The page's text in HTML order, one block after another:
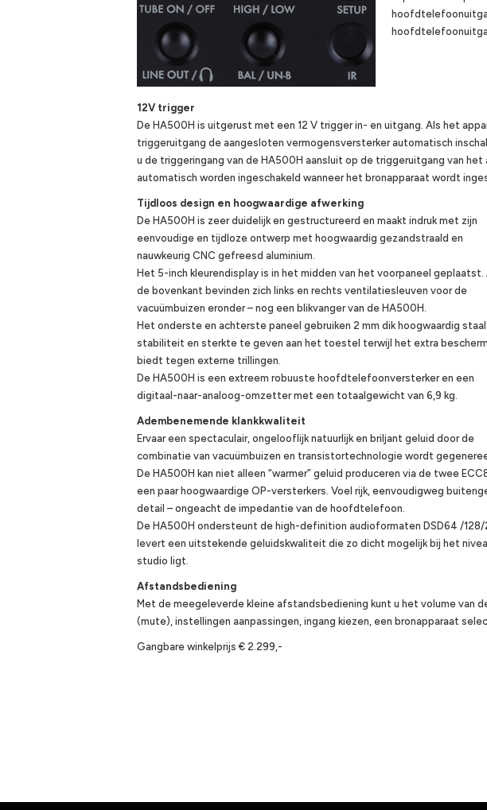
12V trigger
De HA500H is uitgerust met een 12 V trigger in- en uitgang. Als het
triggeruitgang de aangesloten vermogensversterker automatisch
u de triggeringang van de HA500H aansluit op de triggeruitgang van
automatisch worden ingeschakeld wanneer het bronapparaat wordt
Tijdloos design en hoogwaardige afwerking
De HA500H is zeer duidelijk en gestructureerd en maakt indruk met zijn
eenvoudige en tijdloze ontwerp met hoogwaardig gezandstraald en
nauwkeurig CNC gefreesd aluminium.
Het 5-inch kleurendisplay is in het midden van het voorpaneel geplaatst.
de bovenkant bevinden zich links en rechts ventilatiesleuven voor de
vacuümbuizen eronder – nog een blikvanger van de HA500H.
Het onderste en achterste paneel gebruiken 2 mm dik hoogwaardig staal
stabiliteit en sterkte te geven aan het toestel terwijl het extra
biedt tegen externe trillingen.
De HA500H is een extreem robuuste hoofdtelefoonversterker en een
digitaal-naar-analoog-omzetter met een totaalgewicht van 6,9 kg.
Adembenemende klankkwaliteit
Ervaar een spectaculair, ongelooflijk natuurlijk en briljant geluid door de
combinatie van vacuümbuizen en transistortechnologie wordt
De HA500H kan niet alleen “warmer” geluid produceren via de twee
een paar hoogwaardige OP-versterkers. Voel rijk, eenvoudigweg
detail – ongeacht de impedantie van de hoofdtelefoon.
De HA500H ondersteunt de high-definition audioformaten DSD64 /128/
levert een uitstekende geluidskwaliteit die zo dicht mogelijk bij het
studio ligt.
Afstandsbediening
Met de meegeleverde kleine afstandsbediening kunt u het volume van
(mute), instellingen aanpassingen, ingang kiezen, een bronapparaat
Gangbare winkelprijs € 2.299,-